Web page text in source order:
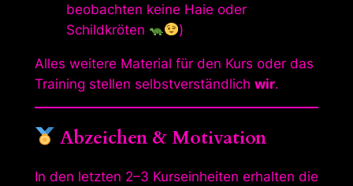
beobachten keine Haie oder
Schildkröten
)
Alles weitere Material für den Kurs oder das
Training stellen selbstverständlich wir.
Abzeichen & Motivation
In den letzten 2–3 Kurseinheiten erhalten die